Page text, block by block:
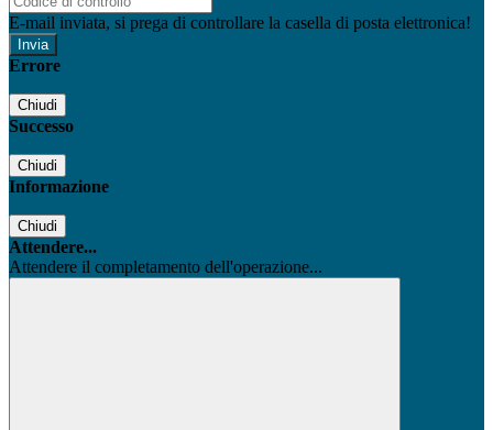
E-mail inviata, si prega di controllare la casella di posta elettronica!
Errore
Chiudi
Successo
Chiudi
Informazione
Chiudi
Attendere...
Attendere il completamento dell'operazione...